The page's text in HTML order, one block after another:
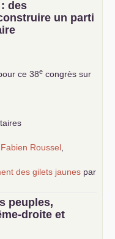
: des
un parti
ce 38e congrès sur
Roussel
des gilets jaunes par
le marxisme est la
et ouvrier
peuples,
droite et